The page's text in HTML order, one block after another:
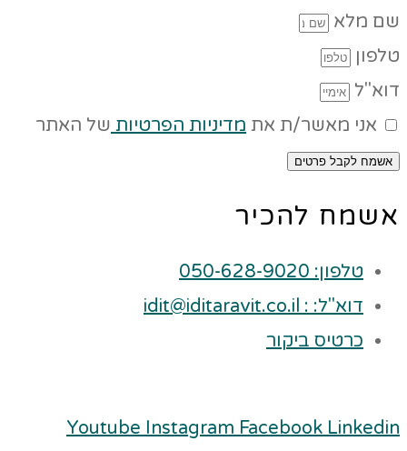
שם מלא
טלפון
דוא"ל
אני מאשר/ת את מדיניות הפרטיות של האתר
אשמח לקבל פרטים
אשמח להכיר
טלפון: 050-628-9020
דוא"ל: : idit@iditaravit.co.il
כרטיס ביקור
Youtube Instagram Facebook Linkedin